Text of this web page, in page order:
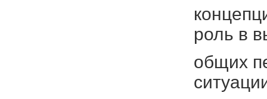
роль в
общих